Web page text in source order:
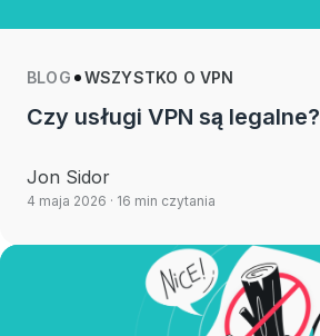
BLOG WSZYSTKO O VPN
Czy usługi VPN są legalne?
Jon Sidor
4 maja 2026 · 16 min czytania